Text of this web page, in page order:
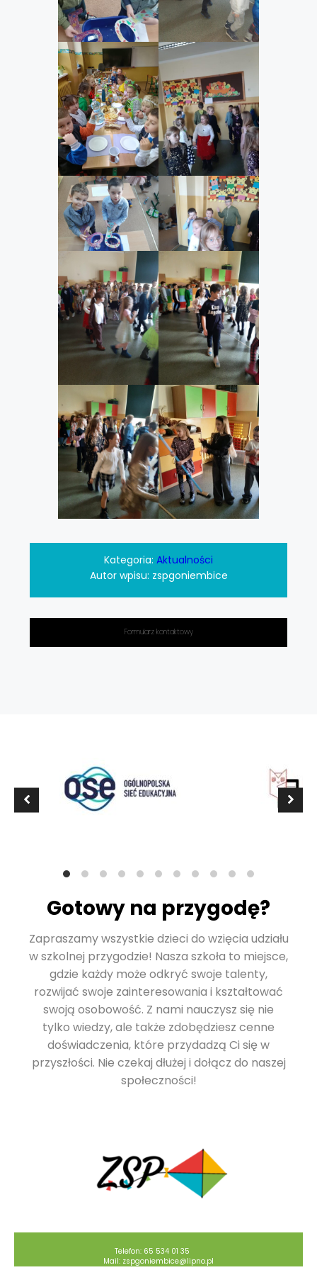
Kategoria: Aktualności
Autor wpisu: zspgoniembice
Formularz kontaktowy
Gotowy na przygodę?
Zapraszamy wszystkie dzieci do wzięcia udziału
w szkolnej przygodzie! Nasza szkoła to miejsce,
gdzie każdy może odkryć swoje talenty,
rozwijać swoje zainteresowania i kształtować
swoją osobowość. Z nami nauczysz się nie
tylko wiedzy, ale także zdobędziesz cenne
doświadczenia, które przydadzą Ci się w
przyszłości. Nie czekaj dłużej i dołącz do naszej
społeczności!
Telefon: 65 534 01 35
Mail: zspgoniembice@lipno.pl